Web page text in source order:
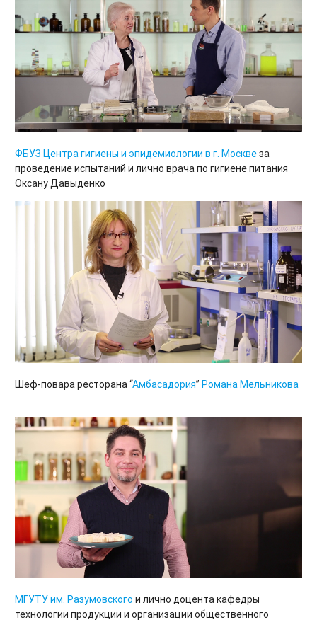
ФБУЗ Центра гигиены и эпидемиологии в г. Москвеза
проведение испытаний и лично врача по гигиене питания
Оксану Давыденко
Шеф-повара ресторана “Амбасадория” Романа Мельникова
МГУТУ им. Разумовского и лично доцента кафедры
технологии продукции и организации общественного